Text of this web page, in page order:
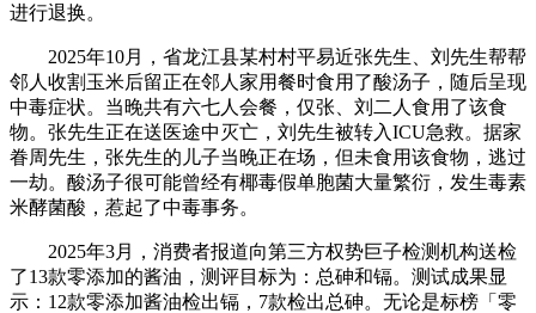
进行退换。
2025年10月，省龙江县某村村平易近张先生、刘先生帮帮
邻人收割玉米后留正在邻人家用餐时食用了酸汤子，随后呈现
中毒症状。当晚共有六七人会餐，仅张、刘二人食用了该食
物。张先生正在送医途中灭亡，刘先生被转入ICU急救。据家
眷周先生，张先生的儿子当晚正在场，但未食用该食物，逃过
一劫。酸汤子很可能曾经有椰毒假单胞菌大量繁衍，发生毒素
米酵菌酸，惹起了中毒事务。
2025年3月，消费者报道向第三方权势巨子检测机构送检
了13款零添加的酱油，测评目标为：总砷和镉。测试成果显
示：12款零添加酱油检出镉，7款检出总砷。无论是标榜「零